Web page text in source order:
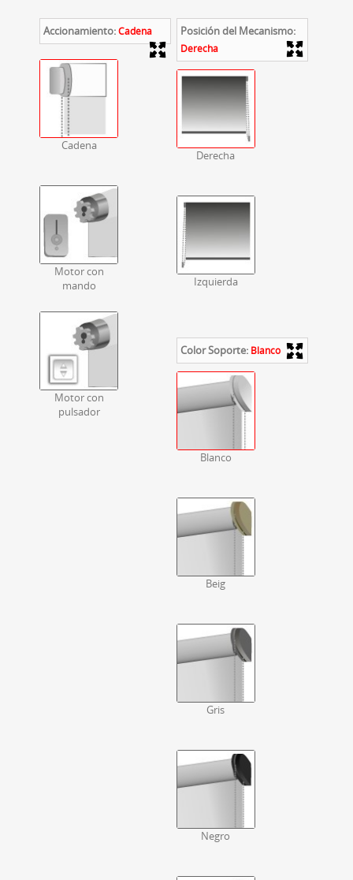
Accionamiento: Cadena
Cadena
Motor con
mando
Motor con
pulsador
Posición del Mecanismo:
Derecha
Derecha
Izquierda
Color Soporte: Blanco
Blanco
Beig
Gris
Negro